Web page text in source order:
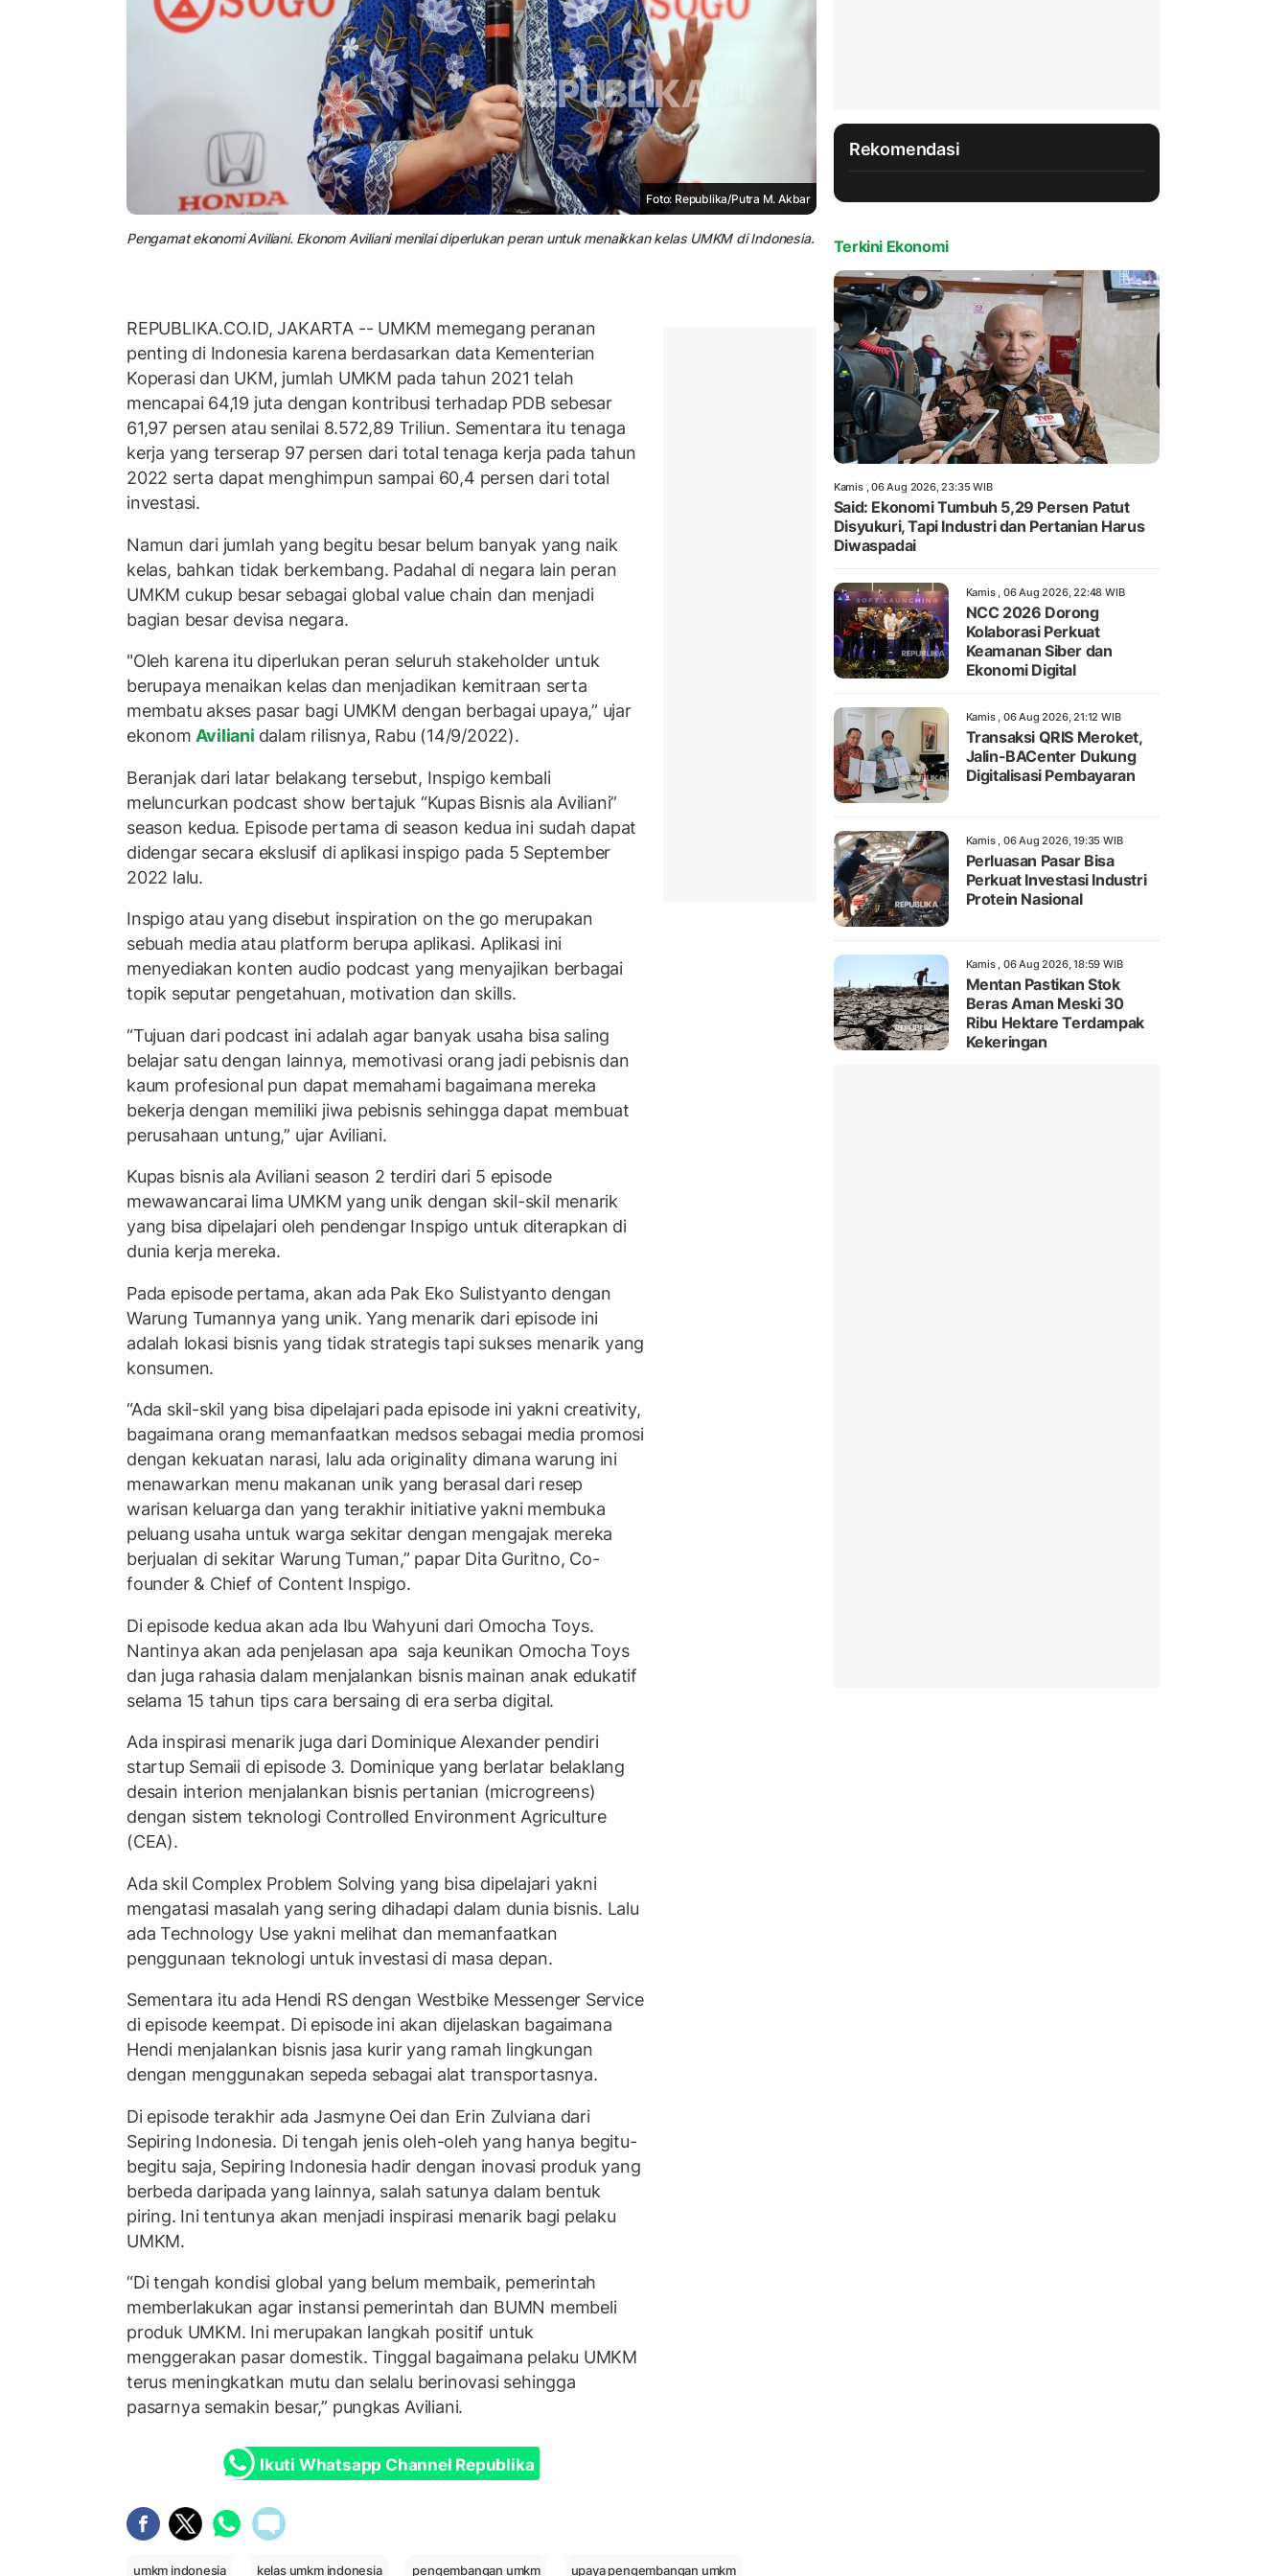
Foto: Republika/Putra M. Akbar
Pengamat ekonomi Aviliani. Ekonom Aviliani menilai diperlukan peran untuk menaikkan kelas UMKM di Indonesia.
REPUBLIKA.CO.ID, JAKARTA -- UMKM memegang peranan
penting di Indonesia karena berdasarkan data Kementerian
Koperasi dan UKM, jumlah UMKM pada tahun 2021 telah
mencapai 64,19 juta dengan kontribusi terhadap PDB sebesar
61,97 persen atau senilai 8.572,89 Triliun. Sementara itu tenaga
kerja yang terserap 97 persen dari total tenaga kerja pada tahun
2022 serta dapat menghimpun sampai 60,4 persen dari total
investasi.
Namun dari jumlah yang begitu besar belum banyak yang naik
kelas, bahkan tidak berkembang. Padahal di negara lain peran
UMKM cukup besar sebagai global value chain dan menjadi
bagian besar devisa negara.
"Oleh karena itu diperlukan peran seluruh stakeholder untuk
berupaya menaikan kelas dan menjadikan kemitraan serta
membatu akses pasar bagi UMKM dengan berbagai upaya,” ujar
ekonom Aviliani dalam rilisnya, Rabu (14/9/2022).
Beranjak dari latar belakang tersebut, Inspigo kembali
meluncurkan podcast show bertajuk “Kupas Bisnis ala Aviliani”
season kedua. Episode pertama di season kedua ini sudah dapat
didengar secara ekslusif di aplikasi inspigo pada 5 September
2022 lalu.
Inspigo atau yang disebut inspiration on the go merupakan
sebuah media atau platform berupa aplikasi. Aplikasi ini
menyediakan konten audio podcast yang menyajikan berbagai
topik seputar pengetahuan, motivation dan skills.
“Tujuan dari podcast ini adalah agar banyak usaha bisa saling
belajar satu dengan lainnya, memotivasi orang jadi pebisnis dan
kaum profesional pun dapat memahami bagaimana mereka
bekerja dengan memiliki jiwa pebisnis sehingga dapat membuat
perusahaan untung,” ujar Aviliani.
Kupas bisnis ala Aviliani season 2 terdiri dari 5 episode
mewawancarai lima UMKM yang unik dengan skil-skil menarik
yang bisa dipelajari oleh pendengar Inspigo untuk diterapkan di
dunia kerja mereka.
Pada episode pertama, akan ada Pak Eko Sulistyanto dengan
Warung Tumannya yang unik. Yang menarik dari episode ini
adalah lokasi bisnis yang tidak strategis tapi sukses menarik yang
konsumen.
“Ada skil-skil yang bisa dipelajari pada episode ini yakni creativity,
bagaimana orang memanfaatkan medsos sebagai media promosi
dengan kekuatan narasi, lalu ada originality dimana warung ini
menawarkan menu makanan unik yang berasal dari resep
warisan keluarga dan yang terakhir initiative yakni membuka
peluang usaha untuk warga sekitar dengan mengajak mereka
berjualan di sekitar Warung Tuman,” papar Dita Guritno, Co-
founder & Chief of Content Inspigo.
Di episode kedua akan ada Ibu Wahyuni dari Omocha Toys.
Nantinya akan ada penjelasan apa saja keunikan Omocha Toys
dan juga rahasia dalam menjalankan bisnis mainan anak edukatif
selama 15 tahun tips cara bersaing di era serba digital.
Ada inspirasi menarik juga dari Dominique Alexander pendiri
startup Semaii di episode 3. Dominique yang berlatar belaklang
desain interion menjalankan bisnis pertanian (microgreens)
dengan sistem teknologi Controlled Environment Agriculture
(CEA).
Ada skil Complex Problem Solving yang bisa dipelajari yakni
mengatasi masalah yang sering dihadapi dalam dunia bisnis. Lalu
ada Technology Use yakni melihat dan memanfaatkan
penggunaan teknologi untuk investasi di masa depan.
Sementara itu ada Hendi RS dengan Westbike Messenger Service
di episode keempat. Di episode ini akan dijelaskan bagaimana
Hendi menjalankan bisnis jasa kurir yang ramah lingkungan
dengan menggunakan sepeda sebagai alat transportasnya.
Di episode terakhir ada Jasmyne Oei dan Erin Zulviana dari
Sepiring Indonesia. Di tengah jenis oleh-oleh yang hanya begitu-
begitu saja, Sepiring Indonesia hadir dengan inovasi produk yang
berbeda daripada yang lainnya, salah satunya dalam bentuk
piring. Ini tentunya akan menjadi inspirasi menarik bagi pelaku
UMKM.
“Di tengah kondisi global yang belum membaik, pemerintah
memberlakukan agar instansi pemerintah dan BUMN membeli
produk UMKM. Ini merupakan langkah positif untuk
menggerakan pasar domestik. Tinggal bagaimana pelaku UMKM
terus meningkatkan mutu dan selalu berinovasi sehingga
pasarnya semakin besar,” pungkas Aviliani.
Ikuti Whatsapp Channel Republika
umkm indonesia kelas umkm indonesia pengembangan umkm upaya pengembangan umkm
Rekomendasi
Terkini Ekonomi
Kamis , 06 Aug 2026, 23:35 WIB
Said: Ekonomi Tumbuh 5,29 Persen Patut
Disyukuri, Tapi Industri dan Pertanian Harus
Diwaspadai
Kamis , 06 Aug 2026, 22:48 WIB
NCC 2026 Dorong
Kolaborasi Perkuat
Keamanan Siber dan
Ekonomi Digital
Kamis , 06 Aug 2026, 21:12 WIB
Transaksi QRIS Meroket,
Jalin-BACenter Dukung
Digitalisasi Pembayaran
Kamis , 06 Aug 2026, 19:35 WIB
Perluasan Pasar Bisa
Perkuat Investasi Industri
Protein Nasional
Kamis , 06 Aug 2026, 18:59 WIB
Mentan Pastikan Stok
Beras Aman Meski 30
Ribu Hektare Terdampak
Kekeringan